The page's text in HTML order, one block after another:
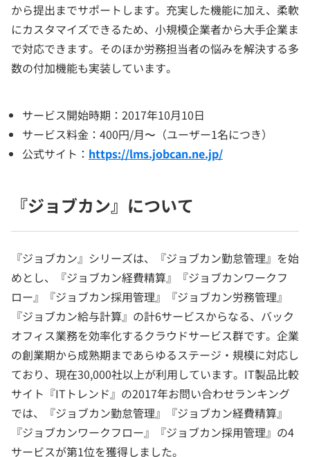
から提出までサポートします。充実した機能に加え、柔軟
にカスタマイズできるため、小規模企業者から大手企業ま
で対応できます。そのほか労務担当者の悩みを解決する多
数の付加機能も実装しています。
サービス開始時期：2017年10月10日
サービス料金：400円/月〜（ユーザー1名につき）
公式サイト： https://lms.jobcan.ne.jp/
『ジョブカン』について
『ジョブカン』シリーズは、『ジョブカン勤怠管理』を始
めとし、『ジョブカン経費精算』『ジョブカンワークフ
ロー』『ジョブカン採用管理』『ジョブカン労務管理』
『ジョブカン給与計算』の計6サービスからなる、バック
オフィス業務を効率化するクラウドサービス群です。企業
の創業期から成熟期まであらゆるステージ・規模に対応し
ており、現在30,000社以上が利用しています。IT製品比較
サイト『ITトレンド』の2017年お問い合わせランキング
では、『ジョブカン勤怠管理』『ジョブカン経費精算』
『ジョブカンワークフロー』『ジョブカン採用管理』の4
サービスが第1位を獲得しました。